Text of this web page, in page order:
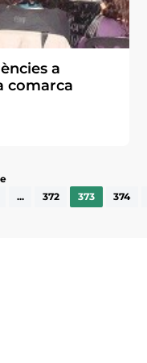
a
comarca
... 372 373 374